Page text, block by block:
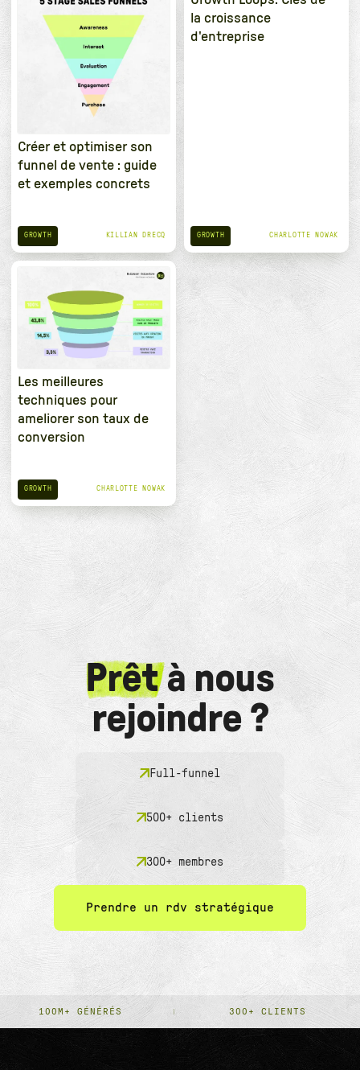
Créer et optimiser son
funnel de vente : guide
et exemples concrets
GROWTH KILLIAN DRECQ
la croissance
d'entreprise
GROWTH CHARLOTTE NOWAK
Les meilleures
techniques pour
ameliorer son taux de
conversion
GROWTH CHARLOTTE NOWAK
Prêtà nous
rejoindre ?
Full-funnel
500+ clients
300+ membres
Prendre un rdv stratégique
100M+ GÉNÉRÉS 300+ CLIENTS